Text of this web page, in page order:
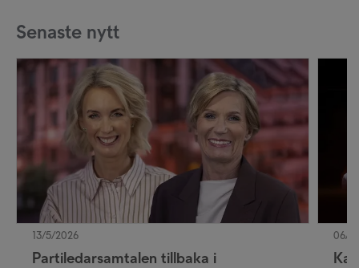
Senaste nytt
13/5/2026
Partiledarsamtalen tillbaka i
06/5/